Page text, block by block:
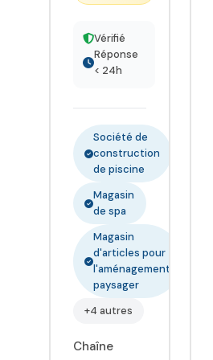
Sierentz
près de
Mulhouse.
constructeur
et
rénovateur
de piscines,
mais aussi
spécialiste
de
l'installation
et de
l'entretien :
Abris de
sécurité et
Vérifié
Réponse
< 24h
Société de
construction
de piscine
Magasin
de spa
Magasin
d'articles pour
l'aménagement
paysager
+4 autres
Chaîne